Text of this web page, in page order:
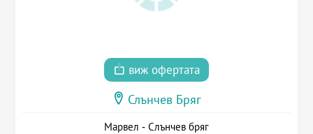
виж офертата
Слънчев Бряг
Марвел - Слънчев бряг